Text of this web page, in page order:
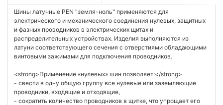
Шины латунные PEN "земля-ноль" применяются для
электрического и механического соединения нулевых, защитных
и фазных проводников в электрических щитах и
распределительных устройствах. Изделия выполняются из
латуни соответствующего сечения с отверстиями обладающими
винтовыми зажимами для подключения проводников.
<strong>Применение «нулевых» шин позволяет:</strong>
- свести в одну общую группу все нулевые или заземляющие
проводники, входящие и отходящие,
- сократить количество проводников в щитке, что упрощает его